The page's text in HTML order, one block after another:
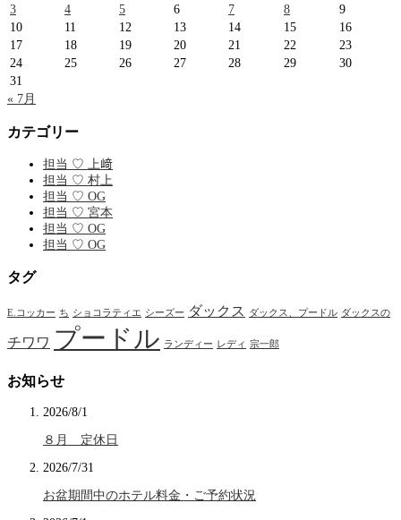
3
4 5 6 7 8
9
10
11 12 13 14 15
16
17
18 19 20 21 22
23
24
25 26 27 28 29
30
31
« 7月
カテゴリー
担当 ♡ 上﨑
担当 ♡ 村上
担当 ♡ OG
担当 ♡ 宮本
担当 ♡ OG
担当 ♡ OG
タグ
E.コッカー ち ショコラティエ シーズー ダックス ダックス、プードル ダックスの
チワワ プードル ランディー レディ 宗一郎
お知らせ
2026/8/1
８月 定休日
2026/7/31
お盆期間中のホテル料金・ご予約状況